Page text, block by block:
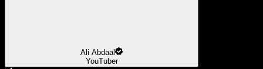
Ali Abdaal
YouTuber